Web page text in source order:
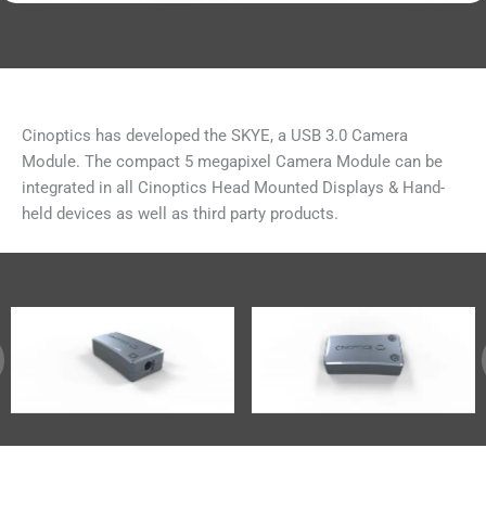
Cinoptics has developed the SKYE, a USB 3.0 Camera
Module. The compact 5 megapixel Camera Module can be
integrated in all Cinoptics Head Mounted Displays & Hand-
held devices as well as third party products.